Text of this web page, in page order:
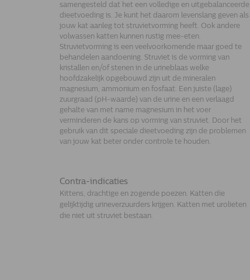
samengesteld dat het een volledige en uitgebalanceerde
dieetvoeding is. Je kunt het daarom levenslang geven als
jouw kat aanleg tot struvietvorming heeft. Ook andere
volwassen katten kunnen rustig mee-eten.
Struvietvorming is een veelvoorkomende maar goed te
behandelen aandoening. Struviet is de vorming van
kristallen en/of stenen in de urineblaas welke
hoofdzakelijk opgebouwd zijn uit de mineralen
magnesium, ammonium en fosfaat. Een juiste (lage)
zuurgraad (pH-waarde) van de urine en een verlaagd
gehalte van met name magnesium in het voer
verminderen de kans op vorming van struviet. Door het
gebruik van dit speciale dieetvoeding zijn de problemen
van jouw kat beter onder controle te houden.
Contra-indicaties
Kittens, drachtige en zogende poezen. Katten die
gelijktijdig urineverzuurders krijgen. Katten met urolieten
die niet uit struviet bestaan.